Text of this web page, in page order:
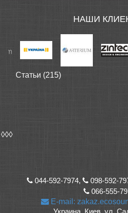
НАШИ
Статьи (215)
◊◊◊
044-592-7974, 098-592-
066-555-
E-mail:
Украина, Киев, ул.